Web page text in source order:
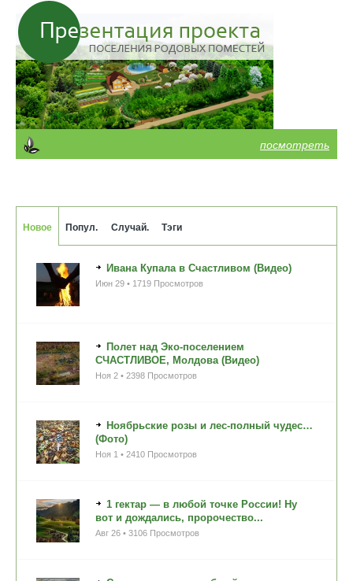
посмотреть
Новое Попул. Случай. Тэги
Ивана Купала в Счастливом (Видео)
Июн 29 • 1719 Просмотров
Полет над Эко-поселением
СЧАСТЛИВОЕ, Молдова (Видео)
Ноя 2 • 2398 Просмотров
Ноябрьские розы и лес-полный чудес…
(Фото)
Ноя 1 • 2410 Просмотров
1 гектар — в любой точке России! Ну
вот и дождались, пророчество...
Авг 26 • 3106 Просмотров